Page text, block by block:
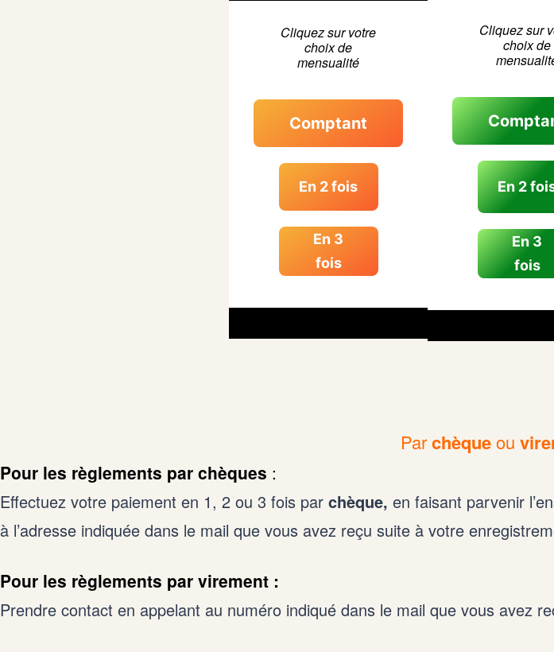
Cliquez sur votre
choix de
mensualité
Comptant
En 2 fois
En 3
fois
Cliquez sur
choix de
En 2
En 3
fois
Parchèqueou
Pour les règlements par chèques :
Effectuez votre paiement en 1, 2 ou 3 fois par chèque, en faisant parvenir
à l’adresse indiquée dans le mail que vous avez reçu suite à votre
Pour les règlements par virement :
Prendre contact en appelant au numéro indiqué dans le mail que vous avez